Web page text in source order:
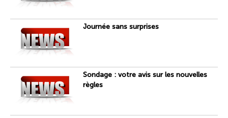
Journée sans surprises
Sondage : votre avis sur les nouvelles
règles